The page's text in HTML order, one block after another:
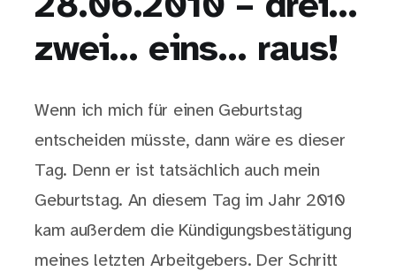
zwei… eins… raus!
Wenn ich mich für einen Geburtstag
entscheiden müsste, dann wäre es dieser
Tag. Denn er ist tatsächlich auch mein
Geburtstag. An diesem Tag im Jahr 2010
kam außerdem die Kündigungsbestätigung
meines letzten Arbeitgebers. Der Schritt